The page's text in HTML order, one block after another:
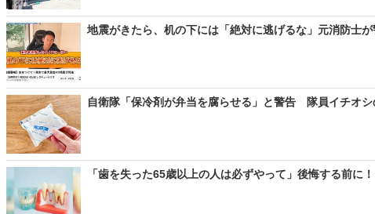
地震がきたら、机の下には「絶対に逃げるな」元消防士
自衛隊「保冷剤が弁当を腐らせる」と警告 隊員イチオ
「歯を失った65歳以上の人は必ずやって」後悔する前に